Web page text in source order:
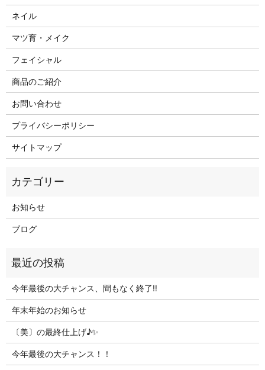
ネイル
マツ育・メイク
フェイシャル
商品のご紹介
お問い合わせ
プライバシーポリシー
サイトマップ
お知らせ
ブログ
今年最後の大チャンス、間もなく終了‼
年末年始のお知らせ
〔美〕の最終仕上げ♪✨
今年最後の大チャンス！！